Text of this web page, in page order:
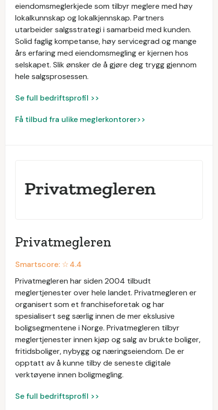
eiendomsmeglerkjede som tilbyr meglere med høy
lokalkunnskap og lokalkjennskap. Partners
utarbeider salgsstrategi i samarbeid med kunden.
Solid faglig kompetanse, høy servicegrad og mange
års erfaring med eiendomsmegling er kjernen hos
selskapet. Slik ønsker de å gjøre deg trygg gjennom
hele salgsprosessen.
Se full bedriftsprofil >>
Få tilbud fra ulike meglerkontorer>>
Privatmegleren
Smartscore: ☆4.4
Privatmegleren har siden 2004 tilbudt
meglertjenester over hele landet. Privatmegleren er
organisert som et franchiseforetak og har
spesialisert seg særlig innen de mer ekslusive
boligsegmentene i Norge. Privatmegleren tilbyr
meglertjenester innen kjøp og salg av brukte boliger,
fritidsboliger, nybygg og næringseiendom. De er
opptatt av å kunne tilby de seneste digitale
verktøyene innen boligmegling.
Se full bedriftsprofil >>